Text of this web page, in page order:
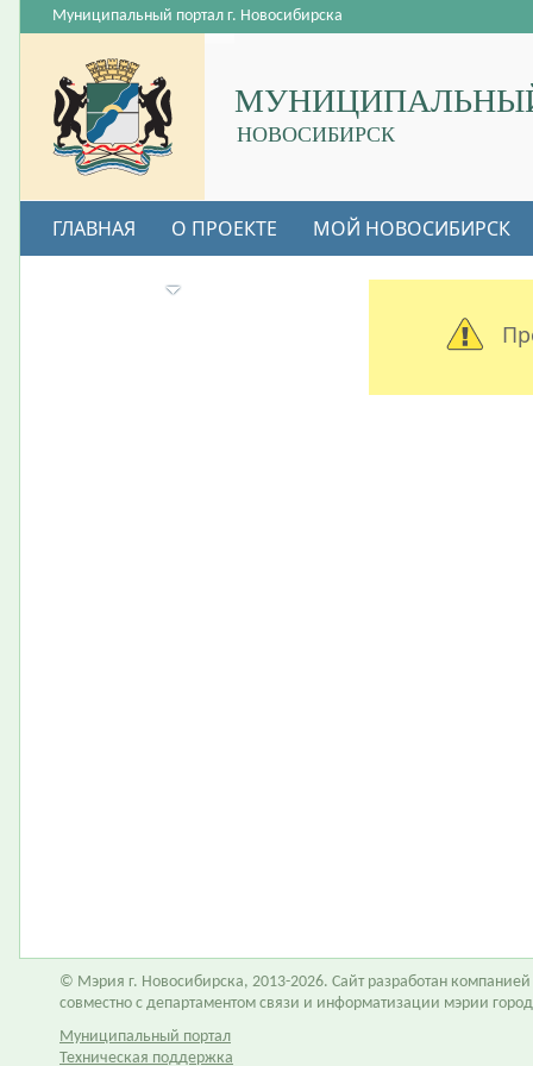
НОВОСИБИРСК
Муниципальный портал г. Новосибирска
ГЛАВНАЯ О ПРОЕКТЕ МОЙ НОВОСИБИРСК
© Мэрия г. Новосибирска, 2013-2026. Сайт разработан компанией
совместно с департаментом связи и информатизации мэрии
Муниципальный портал
Техническая поддержка